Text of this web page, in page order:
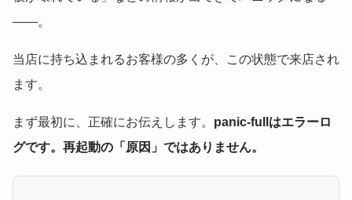
——。
当店に持ち込まれるお客様の多くが、この状態で来店され
ます。
まず最初に、正確にお伝えします。 panic-fullはエラーロ
グです。再起動の「原因」ではありません。